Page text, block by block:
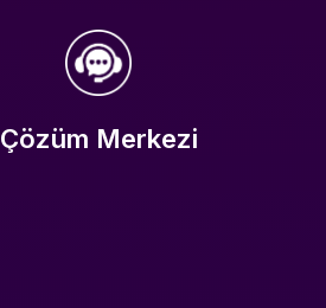
Çözüm Merkezi